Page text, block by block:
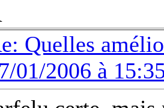
Quelles
01/2006 à